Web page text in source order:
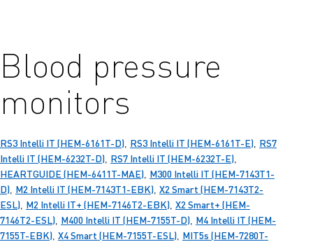
Blood pressure
monitors
RS3 Intelli IT (HEM-6161T-D), RS3 Intelli IT (HEM-6161T-E), RS7
Intelli IT (HEM-6232T-D), RS7 Intelli IT (HEM-6232T-E),
HEARTGUIDE (HEM-6411T-MAE), M300 Intelli IT (HEM-7143T1-
D), M2 Intelli IT (HEM-7143T1-EBK), X2 Smart (HEM-7143T2-
ESL), M2 Intelli IT+ (HEM-7146T2-EBK), X2 Smart+ (HEM-
7146T2-ESL), M400 Intelli IT (HEM-7155T-D), M4 Intelli IT (HEM-
7155T-EBK), X4 Smart (HEM-7155T-ESL), MIT5s (HEM-7280T-